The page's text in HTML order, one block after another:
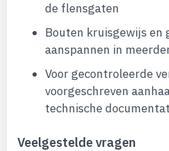
de flensgaten
Bouten kruisgewijs en
aanspannen in
Voor gecontroleerde
voorgeschreven
technische
Veelgestelde vragen